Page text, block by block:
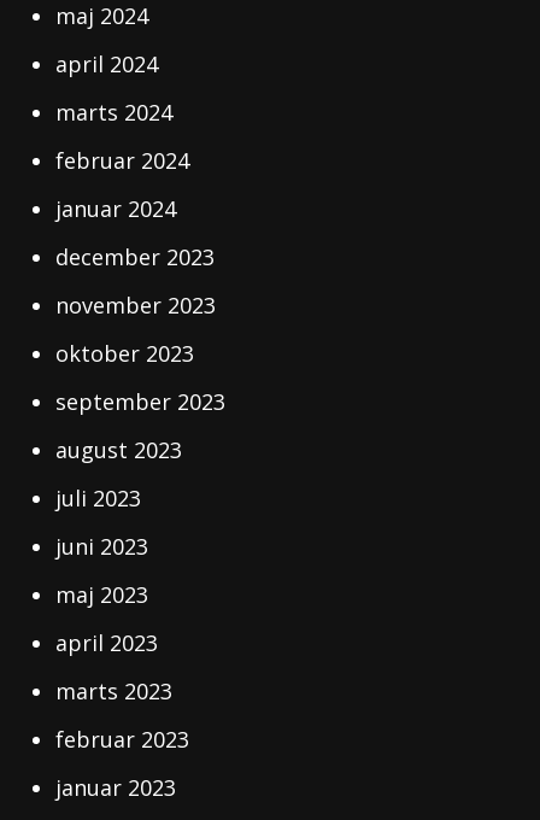
maj 2024
april 2024
marts 2024
februar 2024
januar 2024
december 2023
november 2023
oktober 2023
september 2023
august 2023
juli 2023
juni 2023
maj 2023
april 2023
marts 2023
februar 2023
januar 2023